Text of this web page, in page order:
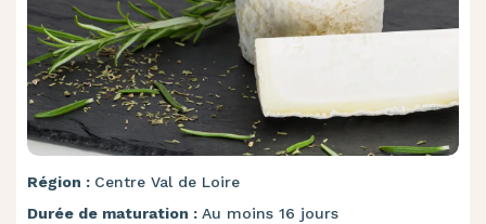
Région : Centre Val de Loire
Durée de maturation : Au moins 16 jours